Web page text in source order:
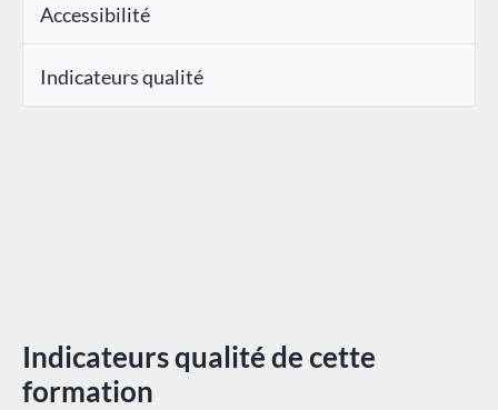
Accessibilité
Indicateurs qualité
Indicateurs qualité de cette
formation